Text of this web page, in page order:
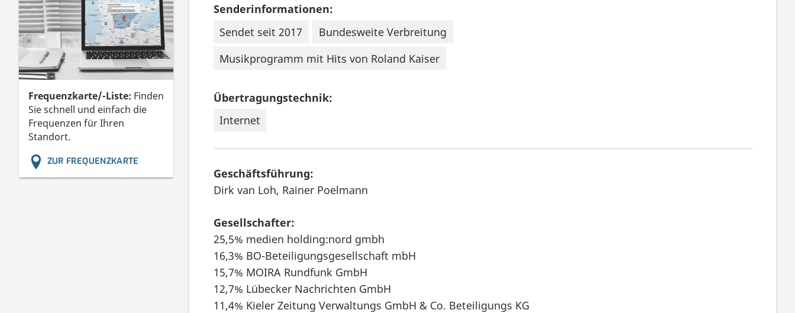
Senderinformationen:
Sendet seit 2017
Bundesweite Verbreitung
Musikprogramm mit Hits von Roland Kaiser
Übertragungstechnik:
Internet
Geschäftsführung:
Dirk van Loh, Rainer Poelmann
Gesellschafter:
25,5% medien holding:nord gmbh
16,3% BO-Beteiligungsgesellschaft mbH
15,7% MOIRA Rundfunk GmbH
12,7% Lübecker Nachrichten GmbH
11,4% Kieler Zeitung Verwaltungs GmbH & Co. Beteiligungs KG
Frequenzkarte/-Liste: Finden
Sie schnell und einfach die
Frequenzen für Ihren
Standort.
ZUR FREQUENZKARTE